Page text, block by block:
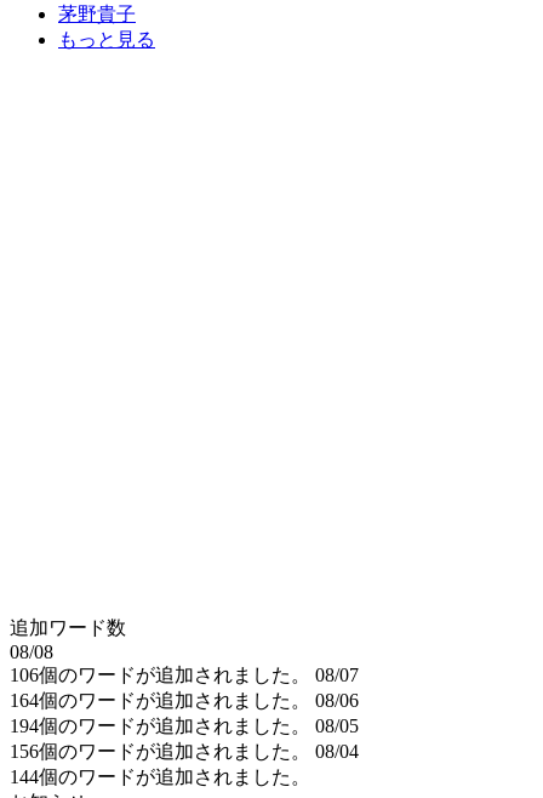
茅野貴子
もっと見る
追加ワード数
08/08
106個のワードが追加されました。
08/07
164個のワードが追加されました。
08/06
194個のワードが追加されました。
08/05
156個のワードが追加されました。
08/04
144個のワードが追加されました。